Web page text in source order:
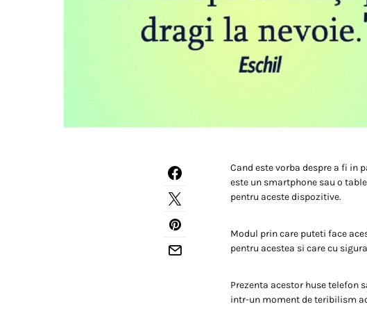
Cand este vorba despre a fi in
este un smartphone sau o
pentru aceste dispozitive.
Modul prin care puteti face
pentru acestea si care cu
Prezenta acestor huse telefon
intr-un moment de teribilism